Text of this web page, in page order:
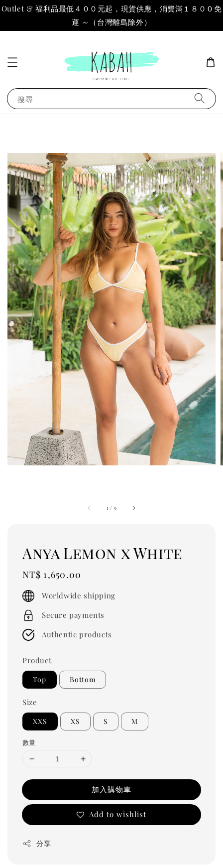
Outlet & 福利品最低４００元起，現貨供應，消費滿１８００免
運 ～（台灣離島除外）
搜尋
1 / 9
Anya Lemon x White
Regular
price
NT$ 1,650.00
Worldwide shipping
Secure payments
Authentic products
Product
Top Bottom
Size
XXS XS S M
數量
加入購物車
Add to wishlist
分享